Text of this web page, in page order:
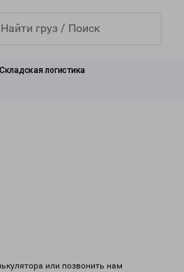
Складская логистика
или позвонить нам